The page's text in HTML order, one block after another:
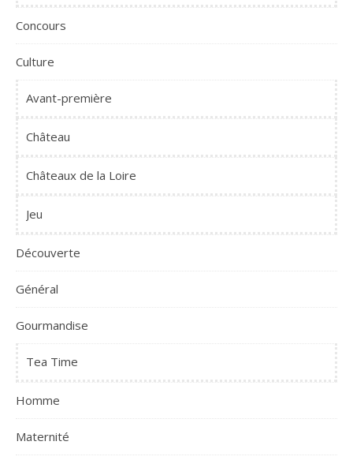
Concours
Culture
Avant-première
Château
Châteaux de la Loire
Jeu
Découverte
Général
Gourmandise
Tea Time
Homme
Maternité